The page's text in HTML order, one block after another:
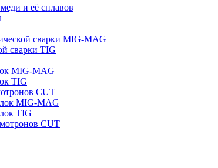
и её сплавов
сварки MIG-MAG
сварки TIG
MIG-MAG
TIG
CUT
MIG-MAG
TIG
CUT